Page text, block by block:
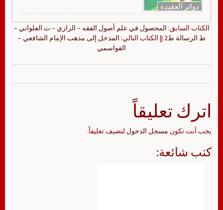
دوائر العقيدة
الكتاب السابق: المحصول في علم أصول الفقه – الرازي – ت العلواني –
ط الرسالة ط2 || الكتاب التالي: المدخل إلى مذهب الإمام الشافعي –
القواسمي
اترك تعليقاً
يجب أنت تكون مسجل الدخول لتضيف تعليقاً.
كتب شائعة: